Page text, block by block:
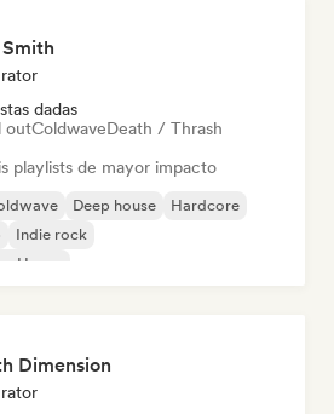
dadas
outColdwaveDeath / Thrash
playlists de mayor impacto
Deep house
Hardcore
Indie rock
House
Dimension